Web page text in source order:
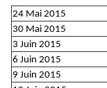
24 Mai 2015
30 Mai 2015
3 Juin 2015
6 Juin 2015
9 Juin 2015